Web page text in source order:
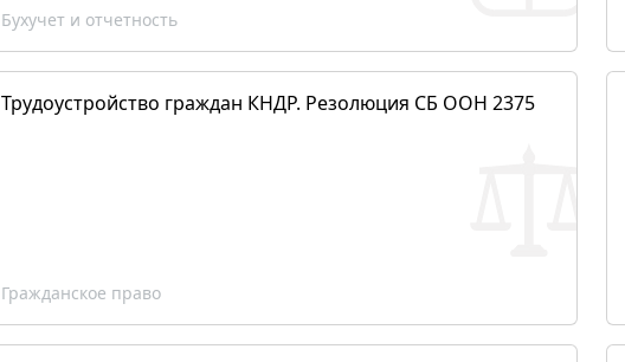
Бухучет и отчетность
Трудоустройство граждан КНДР. Резолюция СБ ООН 2375
Гражданское право